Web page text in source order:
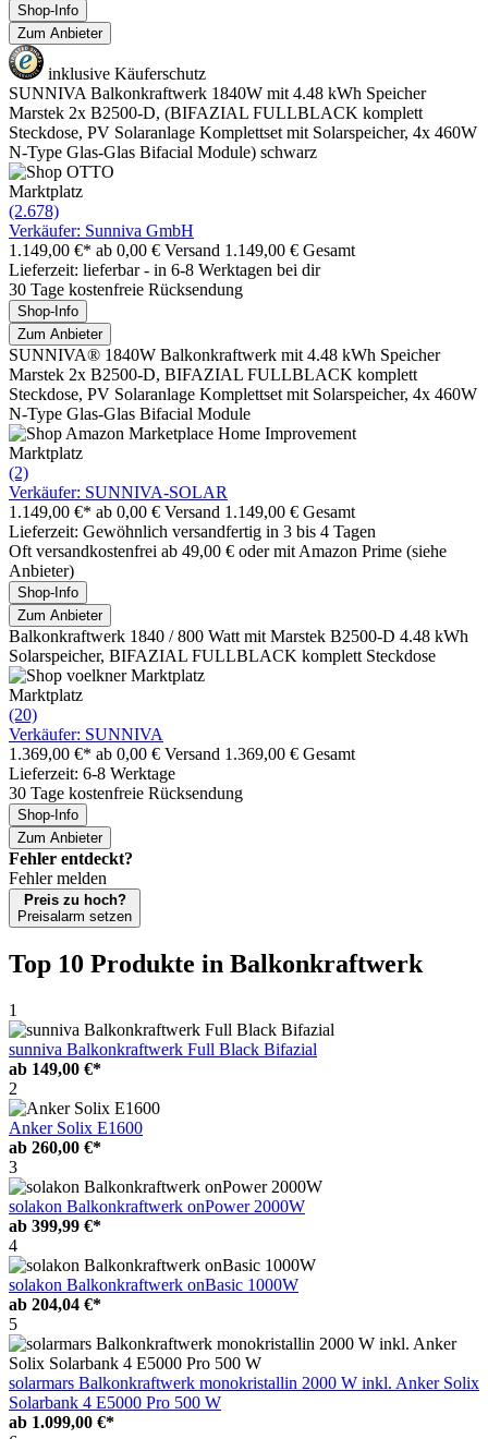
Shop-Info
Zum Anbieter
inklusive Käuferschutz
SUNNIVA Balkonkraftwerk 1840W mit 4.48 kWh Speicher
Marstek 2x B2500-D, (BIFAZIAL FULLBLACK komplett
Steckdose, PV Solaranlage Komplettset mit Solarspeicher, 4x 460W
N-Type Glas-Glas Bifacial Module) schwarz
Marktplatz
(2.678)
Verkäufer: Sunniva GmbH
1.149,00 €* ab 0,00 € Versand 1.149,00 € Gesamt
Lieferzeit: lieferbar - in 6-8 Werktagen bei dir
30 Tage kostenfreie Rücksendung
Shop-Info
Zum Anbieter
SUNNIVA® 1840W Balkonkraftwerk mit 4.48 kWh Speicher
Marstek 2x B2500-D, BIFAZIAL FULLBLACK komplett
Steckdose, PV Solaranlage Komplettset mit Solarspeicher, 4x 460W
N-Type Glas-Glas Bifacial Module
Marktplatz
(2)
Verkäufer: SUNNIVA-SOLAR
1.149,00 €* ab 0,00 € Versand 1.149,00 € Gesamt
Lieferzeit: Gewöhnlich versandfertig in 3 bis 4 Tagen
Oft versandkostenfrei ab 49,00 € oder mit Amazon Prime (siehe
Anbieter)
Shop-Info
Zum Anbieter
Balkonkraftwerk 1840 / 800 Watt mit Marstek B2500-D 4.48 kWh
Solarspeicher, BIFAZIAL FULLBLACK komplett Steckdose
Marktplatz
(20)
Verkäufer: SUNNIVA
1.369,00 €* ab 0,00 € Versand 1.369,00 € Gesamt
Lieferzeit: 6-8 Werktage
30 Tage kostenfreie Rücksendung
Shop-Info
Zum Anbieter
Fehler entdeckt?
Fehler melden
Preis zu hoch?
Preisalarm setzen
Top 10 Produkte in Balkonkraftwerk
1
sunniva Balkonkraftwerk Full Black Bifazial
ab 149,00 €*
2
Anker Solix E1600
ab 260,00 €*
3
solakon Balkonkraftwerk onPower 2000W
ab 399,99 €*
4
solakon Balkonkraftwerk onBasic 1000W
ab 204,04 €*
5
solarmars Balkonkraftwerk monokristallin 2000 W inkl. Anker Solix
Solarbank 4 E5000 Pro 500 W
ab 1.099,00 €*